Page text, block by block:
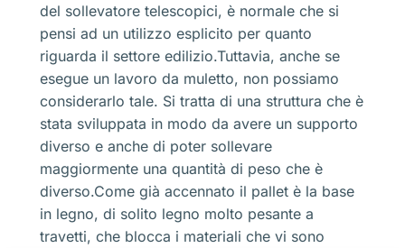
del sollevatore telescopici, è normale che si
pensi ad un utilizzo esplicito per quanto
riguarda il settore edilizio.Tuttavia, anche se
esegue un lavoro da muletto, non possiamo
considerarlo tale. Si tratta di una struttura che è
stata sviluppata in modo da avere un supporto
diverso e anche di poter sollevare
maggiormente una quantità di peso che è
diverso.Come già accennato il pallet è la base
in legno, di solito legno molto pesante a
travetti, che blocca i materiali che vi sono